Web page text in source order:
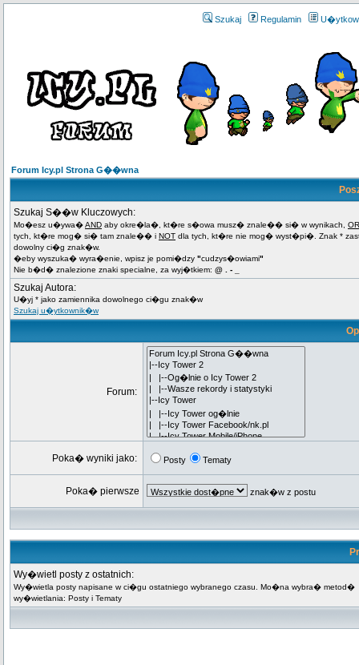
Szukaj Regulamin
Forum Icy.pl Strona G��wna
Szukaj S��w Kluczowych:
Mo�esz u�ywa�AND aby okre�la�, kt�re s�owa musz� znale�� si� w wynikach, OR
tych, kt�re mog� si� tam znale�� i NOT dla tych, kt�re nie mog� wyst�pi�. Znak *
dowolny ci�g znak�w.
�eby wyszuka� wyra�enie, wpisz je pomi�dzy "cudzys�owiami"
Nie b�d� znalezione znaki specialne, za wyj�tkiem: @ . - _
Szukaj Autora:
U�yj * jako zamiennika dowolnego ci�gu znak�w
Szukaj u�ytkownik�w
Forum:
Poka� wyniki jako: Posty Tematy
Poka� pierwsze znak�w z postu
Wy�wietl posty z ostatnich:
Wy�wietla posty napisane w ci�gu ostatniego wybranego czasu. Mo�na wybra� metod�
wy�wietlania: Posty i Tematy